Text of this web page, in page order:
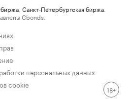
Санкт-Петербургская биржа
Cbonds.
персональных данных
cookie
18+